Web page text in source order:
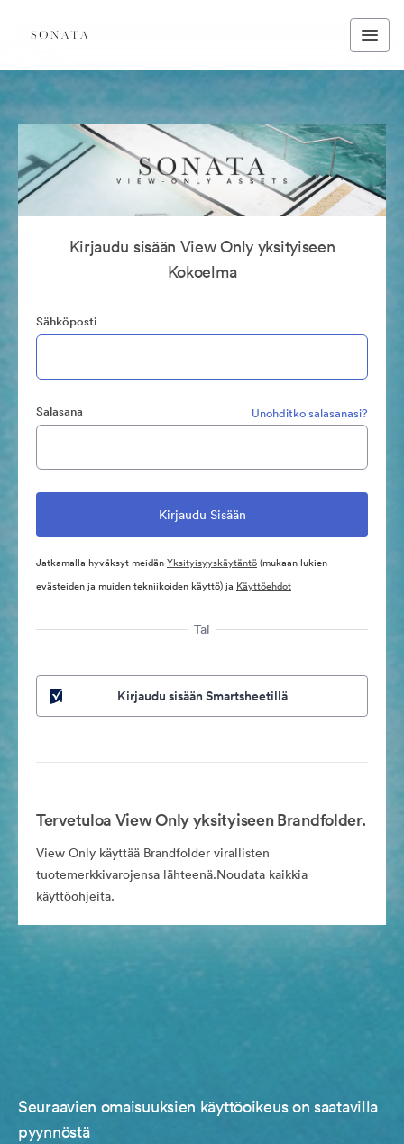
Kirjaudu sisään View Only yksityiseen
Kokoelma
Sähköposti
Salasana Unohditko salasanasi?
Jatkamalla hyväksyt meidänYksityisyyskäytäntö(mukaan lukien
evästeiden ja muiden tekniikoiden käyttö) ja Käyttöehdot
Tai
Kirjaudu sisään Smartsheetillä
Tervetuloa View Only yksityiseen Brandfolder.
View Only käyttää Brandfolder virallisten
tuotemerkkivarojensa lähteenä.Noudata kaikkia
käyttöohjeita.
Seuraavien omaisuuksien käyttöoikeus on saatavilla
pyynnöstä